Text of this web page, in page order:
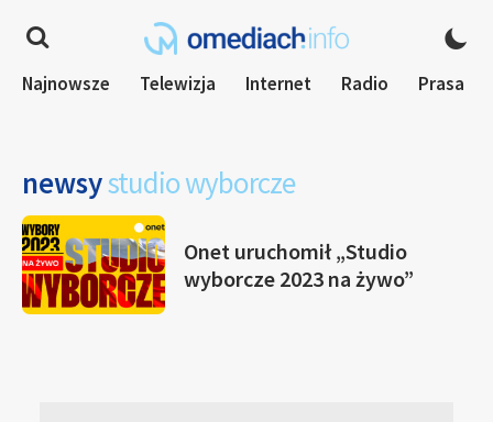
Najnowsze Telewizja Internet Radio Prasa
newsystudio wyborcze
Onet uruchomił „Studio
wyborcze 2023 na żywo”